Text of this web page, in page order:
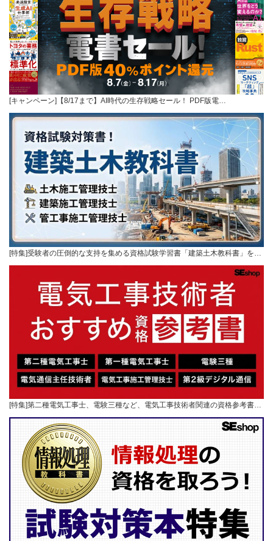
[キャンペーン]【8/17まで】AI時代の生存戦略セール！ PDF版電…
[特集]受験者の圧倒的な支持を集める資格試験学習書「建築土木教科書」を…
[特集]第二種電気工事士、電験三種など、電気工事技術者関連の資格参考書…